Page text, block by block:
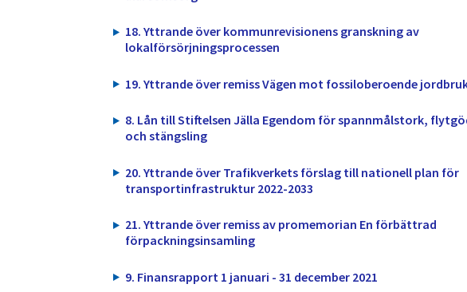
18. Yttrande över kommunrevisionens granskning av
lokalförsörjningsprocessen
19. Yttrande över remiss Vägen mot fossiloberoende jordbruk
8. Lån till Stiftelsen Jälla Egendom för spannmålstork,
och stängsling
20. Yttrande över Trafikverkets förslag till nationell plan för
transportinfrastruktur 2022-2033
21. Yttrande över remiss av promemorian En förbättrad
förpackningsinsamling
9. Finansrapport 1 januari - 31 december 2021